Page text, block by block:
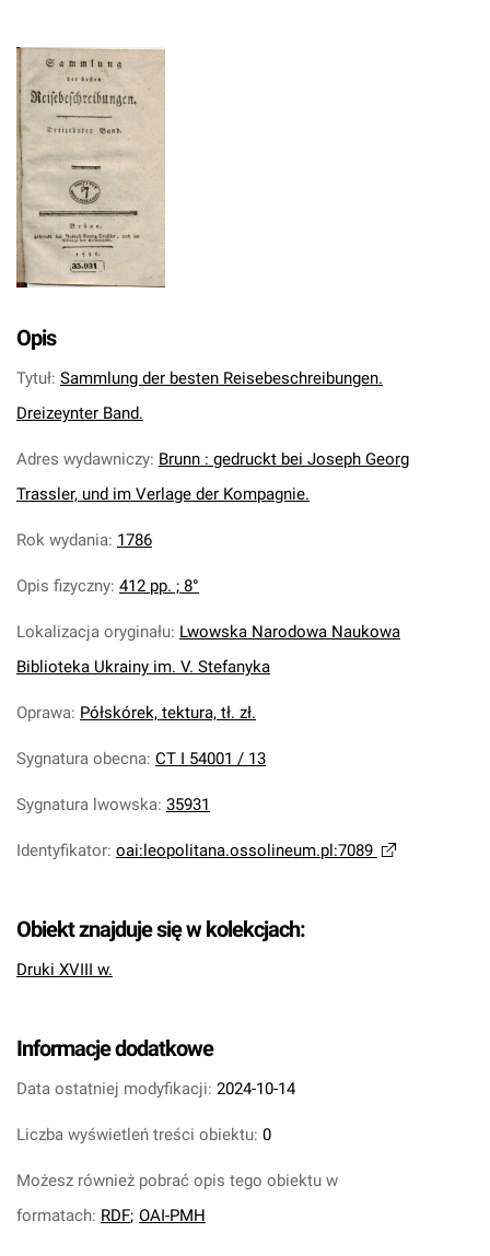
Opis
Tytuł: Sammlung der besten Reisebeschreibungen.
Dreizeynter Band.
Adres wydawniczy: Brunn : gedruckt bei Joseph Georg
Trassler, und im Verlage der Kompagnie.
Rok wydania: 1786
Opis fizyczny: 412 pp. ; 8°
Lokalizacja oryginału: Lwowska Narodowa Naukowa
Biblioteka Ukrainy im. V. Stefanyka
Oprawa: Półskórek, tektura, tł. zł.
Sygnatura obecna: CT I 54001 / 13
Sygnatura lwowska: 35931
Identyfikator: oai:leopolitana.ossolineum.pl:7089
Obiekt znajduje się w kolekcjach:
Druki XVIII w.
Informacje dodatkowe
Data ostatniej modyfikacji: 2024-10-14
Liczba wyświetleń treści obiektu: 0
Możesz również pobrać opis tego obiektu w
formatach: RDF; OAI-PMH